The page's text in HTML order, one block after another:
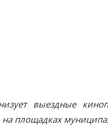
выездные
на площадках